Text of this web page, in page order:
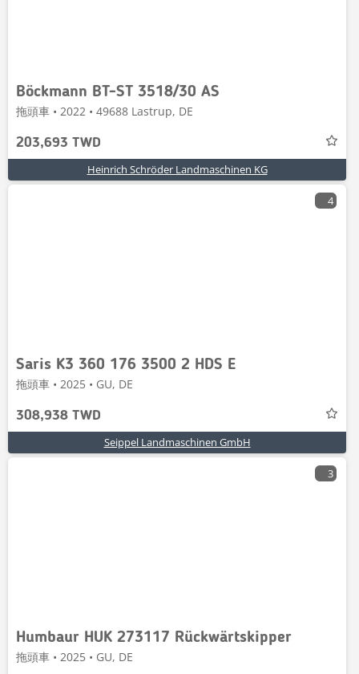
Böckmann BT-ST 3518/30 AS
拖頭車 • 2022 • 49688 Lastrup, DE
203,693 TWD
Heinrich Schröder Landmaschinen KG
4
Saris K3 360 176 3500 2 HDS E
拖頭車 • 2025 • GU, DE
308,938 TWD
Seippel Landmaschinen GmbH
3
Humbaur HUK 273117 Rückwärtskipper
拖頭車 • 2025 • GU, DE